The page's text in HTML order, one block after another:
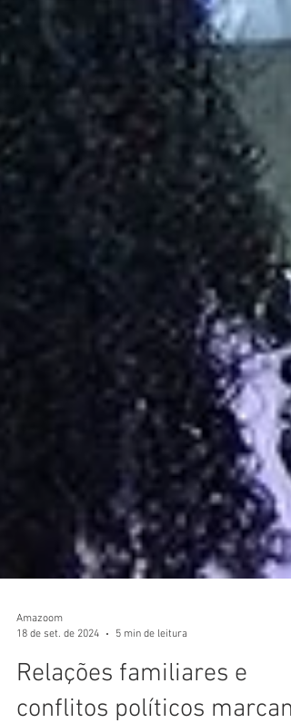
Amazoom
18 de set. de 2024
5 min de leitura